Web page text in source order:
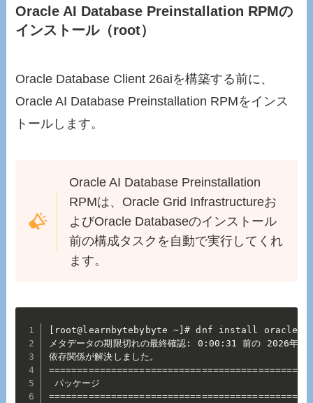
Oracle AI Database Preinstallation RPMの
インストール（root）
Oracle Database Client 26aiを構築する前に、
Oracle AI Database Preinstallation RPMをインス
トールします。
Oracle AI Database Preinstallation
RPMは、Oracle Grid Infrastructureお
よびOracle Databaseのインストール
前の構成タスクを自動で実行してくれ
ます。
[root@learnbytebybyte ~]# dnf install oracle-
メタデータの期限切れの最終確認: 0:00:31 前の 2026年02
依存関係が解決しました。
パッケージ